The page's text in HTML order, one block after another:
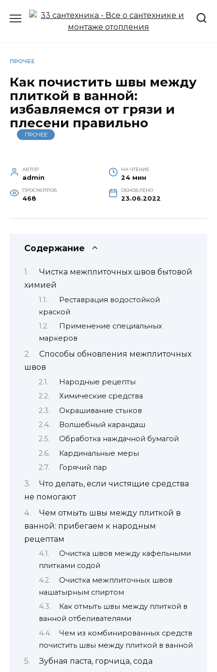
ПРОЧЕЕ
Как почистить швы между
плиткой в ванной:
избавляемся от грязи и
плесени правильно
ПРОЧЕЕ
АВТОР
admin
НА ЧТЕНИЕ
24 мин
ПРОСМОТРОВ
468
ОБНОВЛЕНО
23.06.2022
Содержание
Чистка межплиточных швов бытовой
химией
Реставрация водостойкой
краской
Применение специальных
маркеров
Способы обновления межплиточных
швов
Народные рецепты
Химические средства
Окрашивание стыков
Волшебный карандаш
Обработка наждачной бумагой
Кардинальные меры
Горячий пар
Что делать, если чистящие средства
не помогают
Чем отмыть швы между плиткой в
ванной: прибегаем к народным
рецептам
Очистка швов между кафельными
плитками содой
Очистка межплиточных швов
нашатырным спиртом
Как отмыть швы между плиткой в
ванной отбеливателями
Чем из комбинированных средств
почистить швы между плиткой в ванной
Зубная паста, горчица, сода